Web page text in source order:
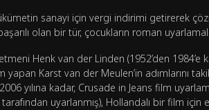
sanayi için vergi indirimi getirerek
olan bir tür, çocukların roman
Henk van der Linden (1952’den 1984’e
yapan Karst van der Meulen’in adımlarını
yılına kadar, Crusade in Jeans film
uyarlanmış), Hollandalı bir film